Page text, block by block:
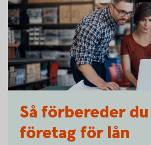
Så förbereder
företag för lån